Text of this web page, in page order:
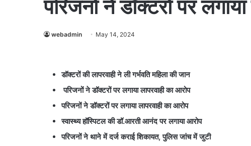
परिजनों ने डॉक्टरों पर
webadmin May 14, 2024
डॉक्टरों की लापरवाही ने ली गर्भवति महिला की जान
परिजनों ने डॉक्टरों पर लगाया लापरवाही का आरोप
परिजनों ने डॉक्टरों पर लगाया लापरवाही का आरोप
स्वास्थ्य हॉस्पिटल की डॉ.आरती आनंद पर लगाया आरोप
परिजनों ने थाने में दर्ज कराई शिकायत, पुलिस जांच में जुटी